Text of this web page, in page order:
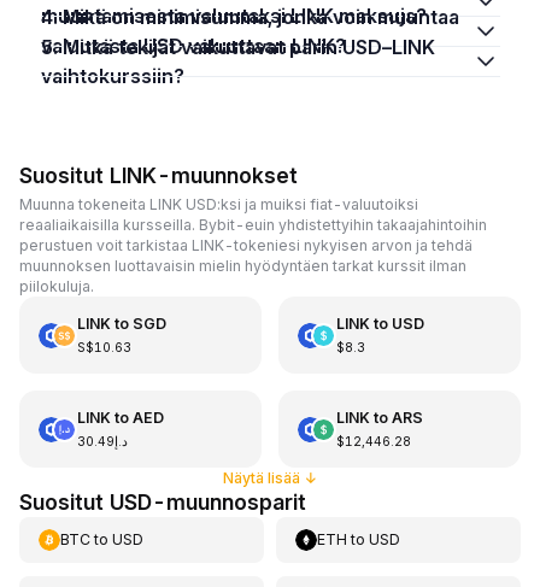
muuntamisesta valuutaksi LINK maksuja?
4. Mikä on minimisumma, jonka voin muuntaa
valuutasta USD valuuttaan LINK?
5. Mitkä tekijät vaikuttavat parin USD–LINK
vaihtokurssiin?
Suositut LINK-muunnokset
Muunna tokeneita LINK USD:ksi ja muiksi fiat-valuutoiksi
reaaliaikaisilla kursseilla. Bybit-euin yhdistettyihin takaajahintoihin
perustuen voit tarkistaa LINK-tokeniesi nykyisen arvon ja tehdä
muunnoksen luottavaisin mielin hyödyntäen tarkat kurssit ilman
piilokuluja.
LINKto SGD
S$10.63
LINKto USD
$8.3
LINKto AED
د.إ30.49
LINKto ARS
$12,446.28
Näytä lisää ↓
Suositut USD-muunnosparit
BTCto USD ETH toUSD